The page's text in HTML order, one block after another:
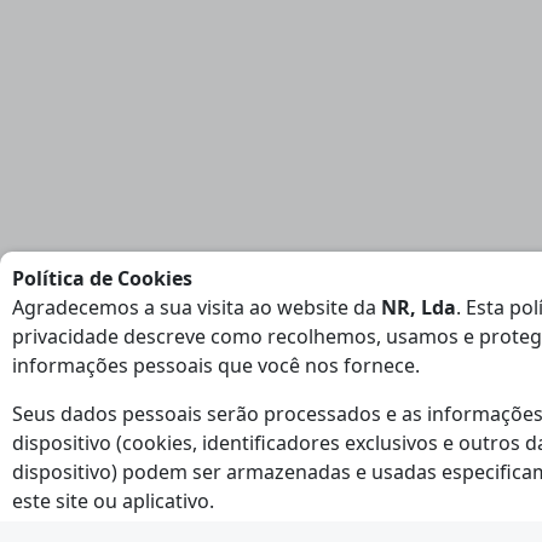
Política de Cookies
Agradecemos a sua visita ao website da NR, Lda. Esta
privacidade descreve como recolhemos, usamos e
informações pessoais que você nos fornece.
Seus dados pessoais serão processados e as
dispositivo (cookies, identificadores exclusivos e outros
dispositivo) podem ser armazenadas e usadas
este site ou aplicativo.